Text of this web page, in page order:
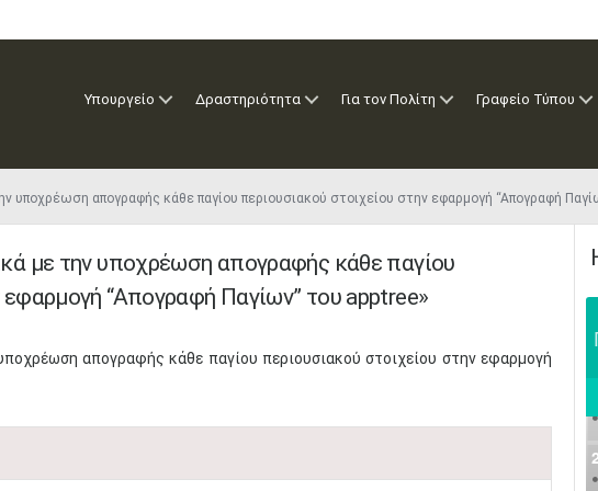
Υπουργείο Δραστηριότητα Για τον Πολίτη Γραφείο Τύπου
υποχρέωση απογραφής κάθε παγίου περιουσιακού στοιχείου στην εφαρμογή “Απογραφή
με την υποχρέωση απογραφής κάθε παγίου
εφαρμογή “Απογραφή Παγίων” του apptree»
απογραφής κάθε παγίου περιουσιακού στοιχείου στην εφαρμογή
•
•